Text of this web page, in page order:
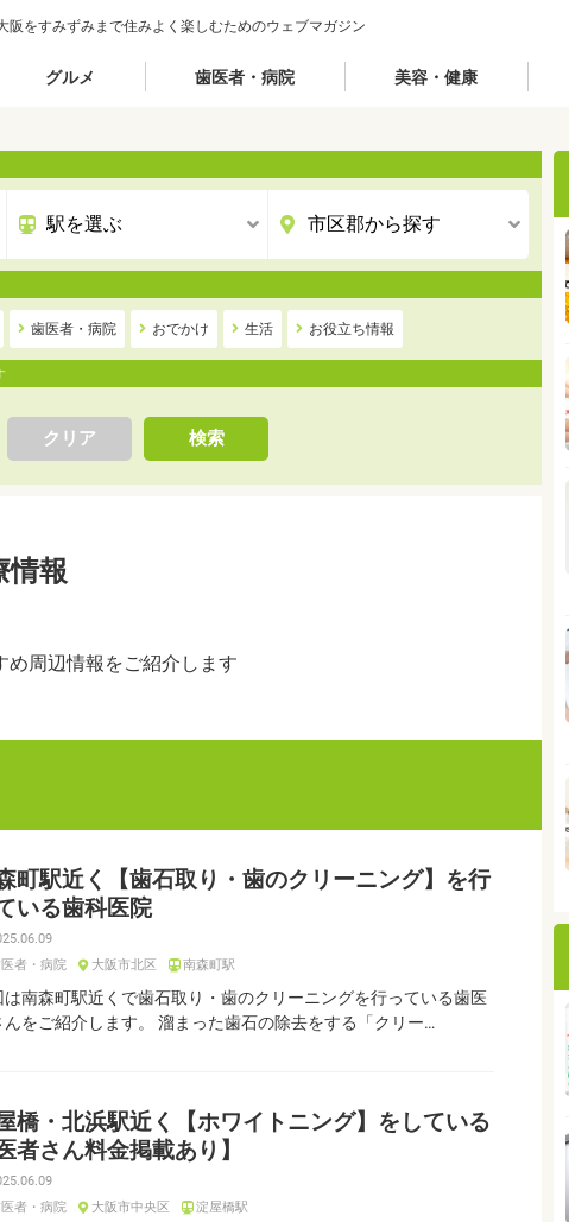
阪をすみずみまで住みよく楽しむためのウェブマガジン
グルメ 歯医者・病院 美容・健康
歯医者・病院 おでかけ 生活 お役立ち情報
クリア 検索
情報
め周辺情報をご紹介します
町駅近く【歯石取り・歯のクリーニング】を行
いる歯科医院
者・病院
大阪市北区 南森町駅
は南森町駅近くで歯石取り・歯のクリーニングを行っている歯医
んをご紹介します。 溜まった歯石の除去をする「クリー…
橋・北浜駅近く【ホワイトニング】をしている
者さん料金掲載あり】
者・病院
大阪市中央区 淀屋橋駅